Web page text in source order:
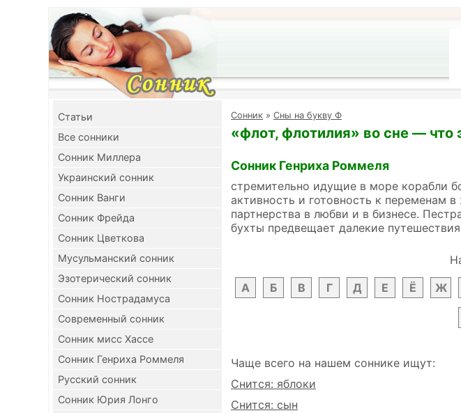
Cтатьи
Все сонники
Сонник Миллера
Украинский сонник
Сонник Ванги
Сонник Фрейда
Сонник Цветкова
Мусульманский сонник
Эзотерический сонник
Сонник Нострадамуса
Современный сонник
Сонник мисс Хассе
Сонник Генриха Роммеля
Русский сонник
Сонник Юрия Лонго
Cонник » Сны на букву Ф
«флот, флотилия» во сне — что
Сонник Генриха Роммеля
стремительно идущие в море корабли
активность и готовность к переменам
партнерства в любви и в бизнесе.
бухты предвещает далекие
А
Б В Г Д Е Ё Ж
Чаще всего на нашем соннике ищут:
Снится: яблоки
Снится: сын